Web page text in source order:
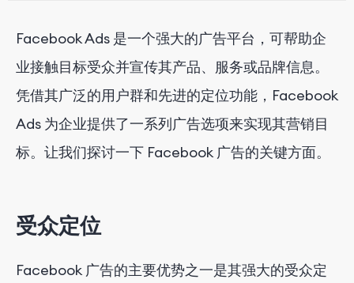
Facebook Ads 是一个强大的广告平台，可帮助企
业接触目标受众并宣传其产品、服务或品牌信息。
凭借其广泛的用户群和先进的定位功能，Facebook
Ads 为企业提供了一系列广告选项来实现其营销目
标。让我们探讨一下 Facebook 广告的关键方面。
受众定位
Facebook 广告的主要优势之一是其强大的受众定